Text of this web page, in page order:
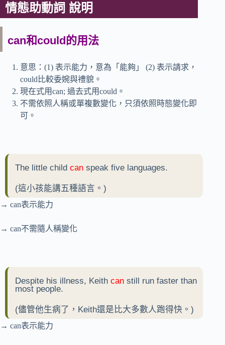
情態助動詞 說明
can和could的用法
意思：(1) 表示能力，意為「能夠」 (2) 表示請求，
could比較委婉與禮貌。
現在式用can; 過去式用could。
不需依照人稱或單複數變化，只須依照時態變化即
可。
The little child can speak five languages.
(這小孩能講五種語言。)
→ can表示能力
→ can不需隨人稱變化
Despite his illness, Keith can still run faster than
most people.
(儘管他生病了，Keith還是比大多數人跑得快。)
→ can表示能力